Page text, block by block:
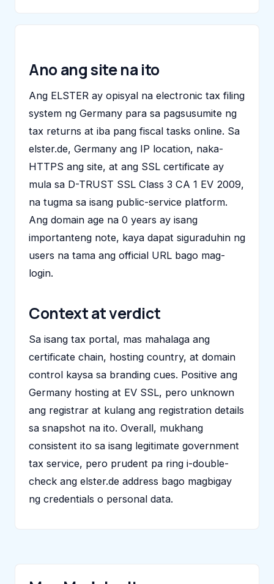
Ano ang site na ito
Ang ELSTER ay opisyal na electronic tax filing
system ng Germany para sa pagsusumite ng
tax returns at iba pang fiscal tasks online. Sa
elster.de, Germany ang IP location, naka-
HTTPS ang site, at ang SSL certificate ay
mula sa D-TRUST SSL Class 3 CA 1 EV 2009,
na tugma sa isang public-service platform.
Ang domain age na 0 years ay isang
importanteng note, kaya dapat siguraduhin ng
users na tama ang official URL bago mag-
login.
Context at verdict
Sa isang tax portal, mas mahalaga ang
certificate chain, hosting country, at domain
control kaysa sa branding cues. Positive ang
Germany hosting at EV SSL, pero unknown
ang registrar at kulang ang registration details
sa snapshot na ito. Overall, mukhang
consistent ito sa isang legitimate government
tax service, pero prudent pa ring i-double-
check ang elster.de address bago magbigay
ng credentials o personal data.